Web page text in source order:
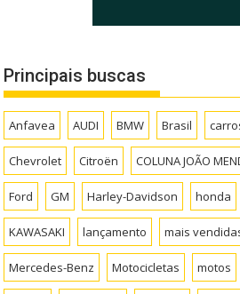
Principais buscas
Anfavea AUDI BMW Brasil
Chevrolet Citroën COLUNA JOÃO
Ford GM Harley-Davidson honda
KAWASAKI lançamento mais
Mercedes-Benz Motocicletas motos